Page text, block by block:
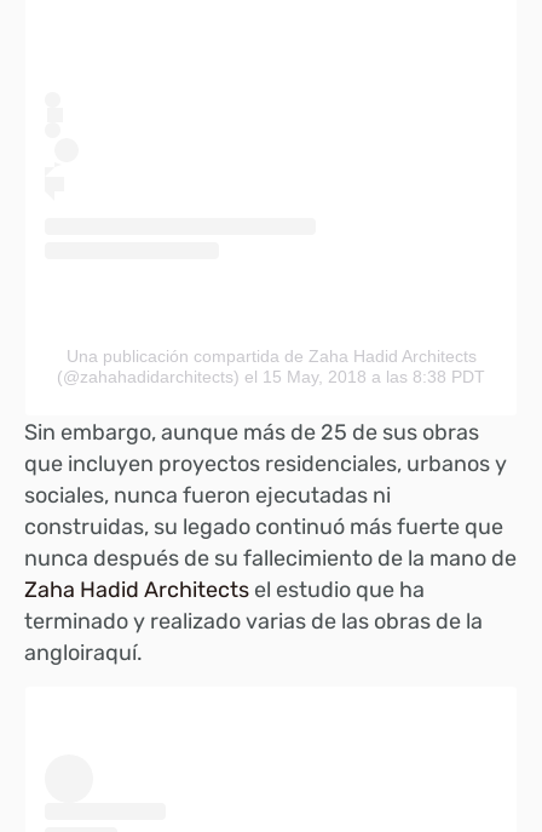
Una publicación compartida de Zaha Hadid Architects
(@zahahadidarchitects) el 15 May, 2018 a las 8:38 PDT
Sin embargo, aunque más de 25 de sus obras
que incluyen proyectos residenciales, urbanos y
sociales, nunca fueron ejecutadas ni
construidas, su legado continuó más fuerte que
nunca después de su fallecimiento de la mano de
Zaha Hadid Architects el estudio que ha
terminado y realizado varias de las obras de la
angloiraquí.